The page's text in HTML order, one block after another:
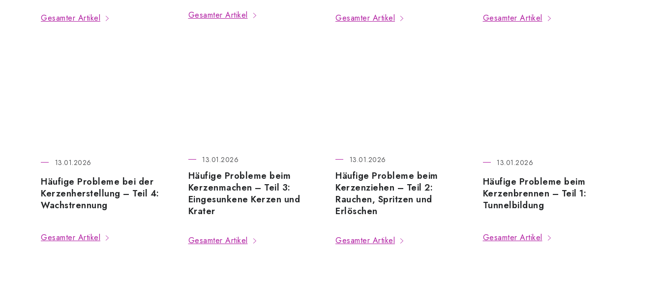
t
Gesamter Artikel Gesamter Artikel Gesamter Artikel Gesamter Artikel
Häufige Probleme bei der
Kerzenherstellung – Teil 4:
Wachstrennung
13.01.2026
Gesamter Artikel
Häufige Probleme beim
Kerzenmachen – Teil 3:
Eingesunkene Kerzen und
Krater
13.01.2026
Gesamter Artikel
Häufige Probleme beim
Kerzenziehen – Teil 2:
Rauchen, Spritzen und
Erlöschen
13.01.2026
Gesamter Artikel
Häufige Probleme beim
Kerzenbrennen – Teil 1:
Tunnelbildung
13.01.2026
Gesamter Artikel